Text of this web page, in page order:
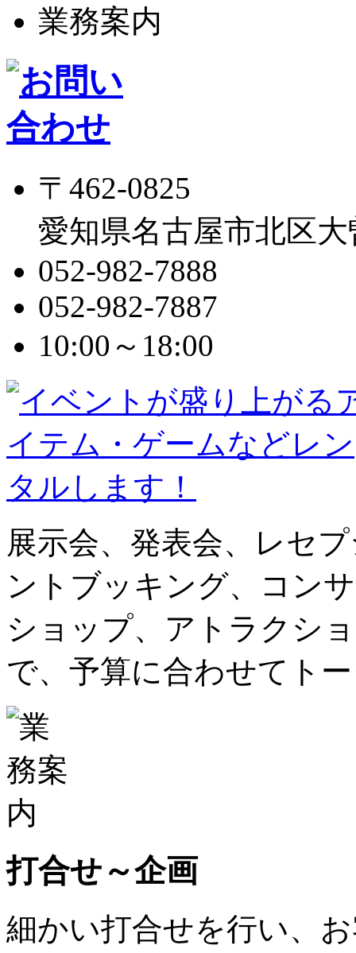
業務案内
〒462-0825
愛知県名古屋市北区大
052-982-7888
052-982-7887
10:00～18:00
展示会、発表会、レセ
ントブッキング、コン
ショップ、アトラクシ
で、予算に合わせてト
打合せ～企画
細かい打合せを行い、